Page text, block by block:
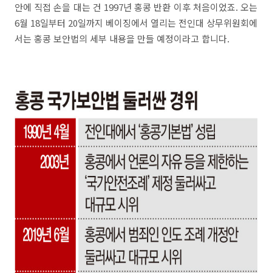
안에 직접 손을 대는 건 1997년 홍콩 반환 이후 처음이었죠. 오는
6월 18일부터 20일까지 베이징에서 열리는 전인대 상무위원회에
서는 홍콩 보안법의 세부 내용을 만들 예정이라고 합니다.